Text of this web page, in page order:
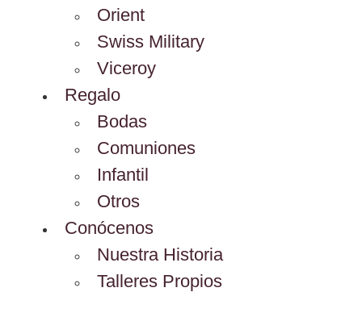
Orient
Swiss Military
Viceroy
Regalo
Bodas
Comuniones
Infantil
Otros
Conócenos
Nuestra Historia
Talleres Propios